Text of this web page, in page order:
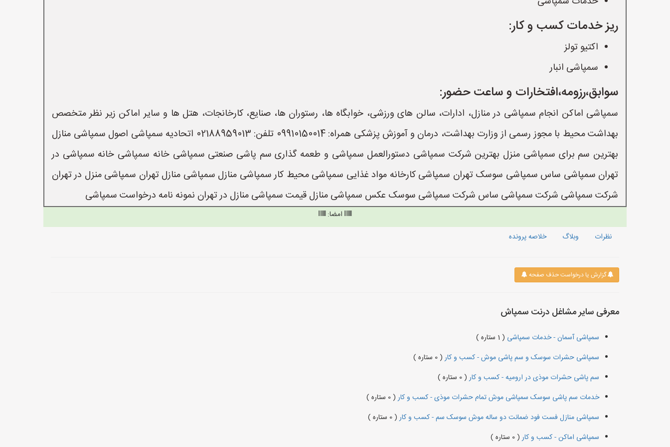
ریز خدمات کسب و کار:
اکتیو تولز
سمپاشی انبار
سوابق،رزومه،افتخارات و ساعت حضور:
سمپاشی اماکن انجام سمپاشی در منازل، ادارات، سالن های ورزشی، خوابگاه ها، رستوران ها، صنایع، کارخانجات، هتل ها و سایر اماکن زیر نظر متخصص
بهداشت محیط با مجوز رسمی از وزارت بهداشت، درمان و آموزش پزشکی همراه: 09910150014 تلفن: 02188959013 اتحادیه سمپاشی اصول سمپاشی منازل
بهترین سم برای سمپاشی منزل بهترین شرکت سمپاشی دستورالعمل سمپاشی و طعمه گذاری سم پاشی صنعتی سمپاشی خانه سمپاشی خانه سمپاشی در
تهران سمپاشی ساس سمپاشی سوسک تهران سمپاشی کارخانه مواد غذایی سمپاشی محیط کار سمپاشی منازل سمپاشی منازل تهران سمپاشی منزل در تهران
شرکت سمپاشی شرکت سمپاشی ساس شرکت سمپاشی سوسک عکس سمپاشی منازل قیمت سمپاشی منازل در تهران نمونه نامه درخواست سمپاشی
امضا:
نظرات
وبلاگ خلاصه پرونده
گزارش یا درخواست حذف صفحه
معرفی سایر مشاغل درنت سمپاش
سمپاشی آسمان - خدمات سمپاشی ( 1 ستاره )
سمپاشی حشرات سوسک و سم پاشی موش - کسب و کار( 0 ستاره )
سم پاشی حشرات موذی در ارومیه - کسب و کار( 0 ستاره )
خدمات سم پاشی سوسک سمپاشی موش تمام حشرات موذی - کسب و کار( 0 ستاره )
سمپاشی منازل فست فود ضمانت دو ساله موش سوسک سم - کسب و کار( 0 ستاره )
سمپاشی اماکن - کسب و کار( 0 ستاره )